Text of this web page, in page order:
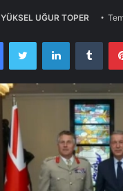
YÜKSEL UĞUR TOPER
FacebookTwitter LinkedIn